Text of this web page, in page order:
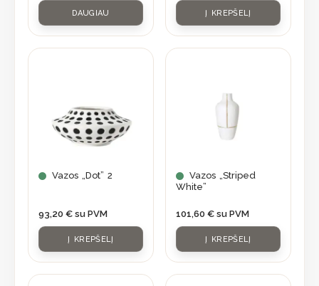
DAUGIAU Į KREPŠELĮ
Vazos „Dot” 2
93,20 € su PVM
Į KREPŠELĮ
Vazos „Striped
White”
101,60 € su PVM
Į KREPŠELĮ